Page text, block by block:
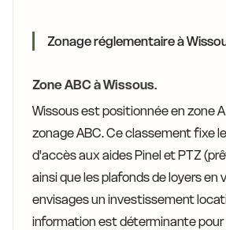
Zonage réglementaire à
Zone ABC à Wissous.
Wissous est positionnée en zone
zonage ABC. Ce classement fixe
d'accès aux aides Pinel et PTZ
ainsi que les plafonds de loyers en
envisages un investissement
information est déterminante